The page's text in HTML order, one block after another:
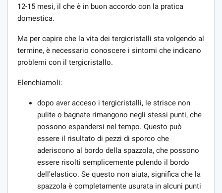
12-15 mesi, il che è in buon accordo con la pratica
domestica.
Ma per capire che la vita dei tergicristalli sta volgendo al
termine, è necessario conoscere i sintomi che indicano
problemi con il tergicristallo.
Elenchiamoli:
dopo aver acceso i tergicristalli, le strisce non
pulite o bagnate rimangono negli stessi punti, che
possono espandersi nel tempo. Questo può
essere il risultato di pezzi di sporco che
aderiscono al bordo della spazzola, che possono
essere risolti semplicemente pulendo il bordo
dell'elastico. Se questo non aiuta, significa che la
spazzola è completamente usurata in alcuni punti